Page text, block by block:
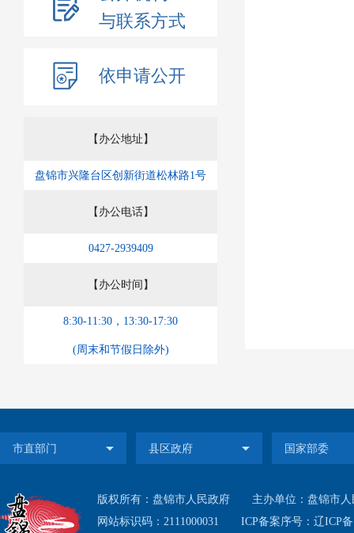
与联系方式
依申请公开
【办公地址】
盘锦市兴隆台区创新街道松林路1号
【办公电话】
0427-2939409
【办公时间】
8:30-11:30，13:30-17:30
(周末和节假日除外)
版权所有：盘锦市人民政府
主办单位：盘锦市
网站标识码：2111000031
ICP备案序号： 辽ICP